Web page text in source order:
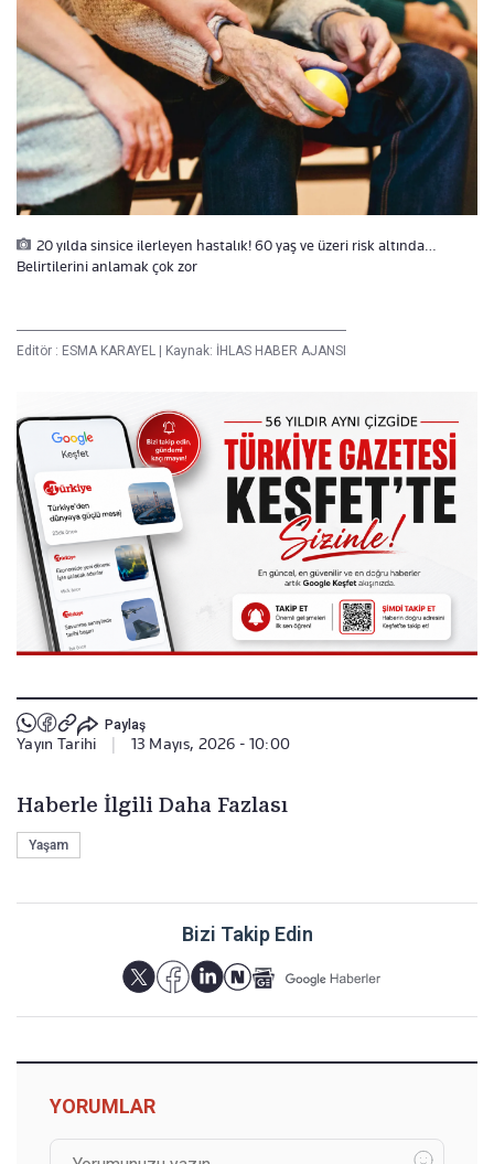
20 yılda sinsice ilerleyen hastalık! 60 yaş ve üzeri risk altında…
Belirtilerini anlamak çok zor
Editör : ESMA KARAYEL | Kaynak: İHLAS HABER AJANSI
Paylaş
Yayın Tarihi 13 Mayıs, 2026 - 10:00
Haberle İlgili Daha Fazlası
Yaşam
Bizi Takip Edin
YORUMLAR